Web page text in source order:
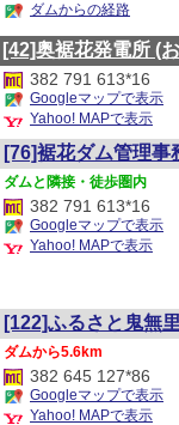
ダムからの経路
[42]奥裾花発電所 (
382 791 613*16
Googleマップで表示
Yahoo! MAPで表示
[76]裾花ダム管理事
隣接・徒歩圏内
382 791 613*16
Googleマップで表示
Yahoo! MAPで表示
[122]ふるさと鬼無
5.6km
382 645 127*86
Googleマップで表示
Yahoo! MAPで表示